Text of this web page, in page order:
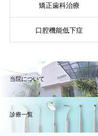
矯正歯科治療
口腔機能低下症
当院について
診療一覧